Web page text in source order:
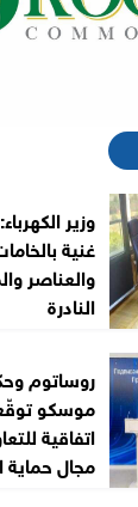
وزير
غنية
والعناصر
النادرة
روساتوم
موسكو
اتفاقية
مجال حماية